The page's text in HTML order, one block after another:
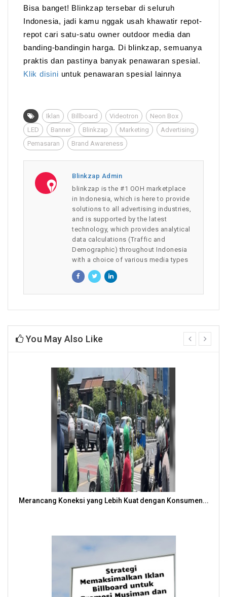
Bisa banget! Blinkzap tersebar di seluruh
Indonesia, jadi kamu nggak usah khawatir repot-
repot cari satu-satu owner outdoor media dan
banding-bandingin harga. Di blinkzap, semuanya
praktis dan pastinya banyak penawaran spesial.
Klik disini untuk penawaran spesial lainnya
Iklan Billboard Videotron
Neon Box
LED
Banner Blinkzap Marketing
Advertising
Pemasaran
Brand Awareness
Blinkzap Admin
blinkzap is the #1 OOH marketplace
in Indonesia, which is here to provide
solutions to all advertising industries,
and is supported by the latest
technology, which provides analytical
data calculations (Traffic and
Demographic) throughout Indonesia
with a choice of various media types
You May Also Like
Merancang Koneksi yang Lebih Kuat dengan Konsumen...
prev